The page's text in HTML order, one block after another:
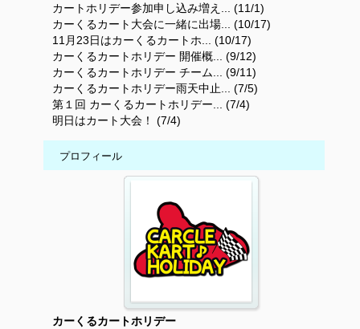
カートホリデー参加申し込み増え... (11/1)
カーくるカート大会に一緒に出場... (10/17)
11月23日はカーくるカートホ... (10/17)
カーくるカートホリデー 開催概... (9/12)
カーくるカートホリデー チーム... (9/11)
カーくるカートホリデー雨天中止... (7/5)
第１回 カーくるカートホリデー... (7/4)
明日はカート大会！ (7/4)
プロフィール
カーくるカートホリデー